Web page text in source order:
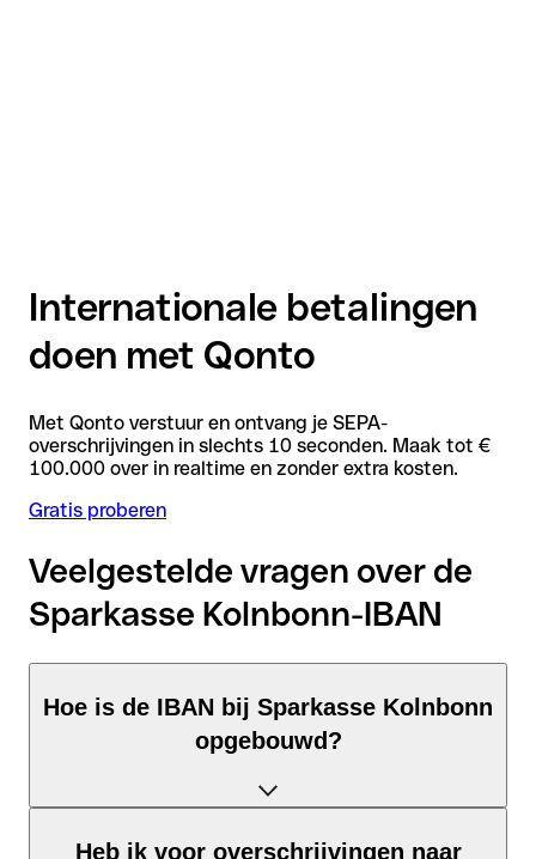
Internationale betalingen
doen met Qonto
Met Qonto verstuur en ontvang je SEPA-
overschrijvingen in slechts 10 seconden. Maak tot €
100.000 over in realtime en zonder extra kosten.
Gratis proberen
Veelgestelde vragen over de
Sparkasse Kolnbonn-IBAN
Hoe is de IBAN bij Sparkasse Kolnbonn
opgebouwd?
Heb ik voor overschrijvingen naar